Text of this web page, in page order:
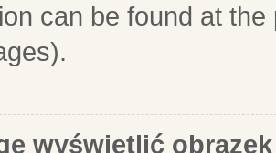
can be found at
wyświetlić